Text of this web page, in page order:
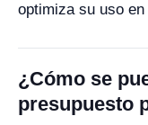
optimiza su uso
¿Cómo se
presupuesto